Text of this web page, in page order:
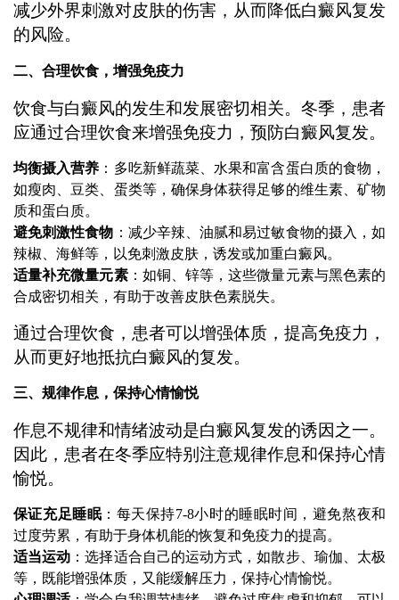
减少外界刺激对皮肤的伤害，从而降低白癜风复发
的风险。
二、合理饮食，增强免疫力
饮食与白癜风的发生和发展密切相关。冬季，患者
应通过合理饮食来增强免疫力，预防白癜风复发。
均衡摄入营养 ：多吃新鲜蔬菜、水果和富含蛋白质的食物，
如瘦肉、豆类、蛋类等，确保身体获得足够的维生素、矿物
质和蛋白质。
避免刺激性食物 ：减少辛辣、油腻和易过敏食物的摄入，如
辣椒、海鲜等，以免刺激皮肤，诱发或加重白癜风。
适量补充微量元素：如铜、锌等，这些微量元素与黑色素的
合成密切相关，有助于改善皮肤色素脱失。
通过合理饮食，患者可以增强体质，提高免疫力，
从而更好地抵抗白癜风的复发。
三、规律作息，保持心情愉悦
作息不规律和情绪波动是白癜风复发的诱因之一。
因此，患者在冬季应特别注意规律作息和保持心情
愉悦。
保证充足睡眠：每天保持7-8小时的睡眠时间，避免熬夜和
过度劳累，有助于身体机能的恢复和免疫力的提高。
适当运动 ：选择适合自己的运动方式，如散步、瑜伽、太极
等，既能增强体质，又能缓解压力，保持心情愉悦。